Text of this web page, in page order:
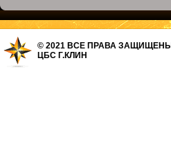
© 2021 ВСЕ ПРАВА ЗАЩИЩЕНЫ
ЦБС Г.КЛИН